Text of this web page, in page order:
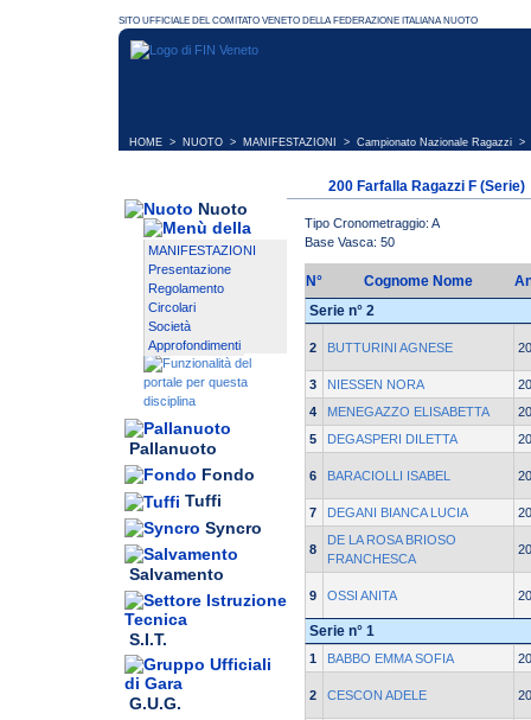
HOME > NUOTO > MANIFESTAZIONI > Campionato Nazionale Ragazzi >
Nuoto
MANIFESTAZIONI
Presentazione
Regolamento
Circolari
Società
Approfondimenti
Pallanuoto
Fondo
Tuffi
Syncro
Salvamento
S.I.T.
G.U.G.
200 Farfalla Ragazzi F (Serie)
Tipo Cronometraggio: A
Base Vasca: 50
N° Cognome Nome
Serie n° 2
2 BUTTURINI AGNESE
3 NIESSEN NORA
4
MENEGAZZO ELISABETTA
5
DEGASPERI DILETTA
6 BARACIOLLI ISABEL
7 DEGANI BIANCA LUCIA
8
DE LA ROSA BRIOSO
FRANCHESCA
9 OSSI ANITA
Serie n° 1
1 BABBO EMMA SOFIA
2 CESCON ADELE